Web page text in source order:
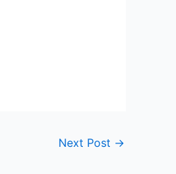
Next Post →